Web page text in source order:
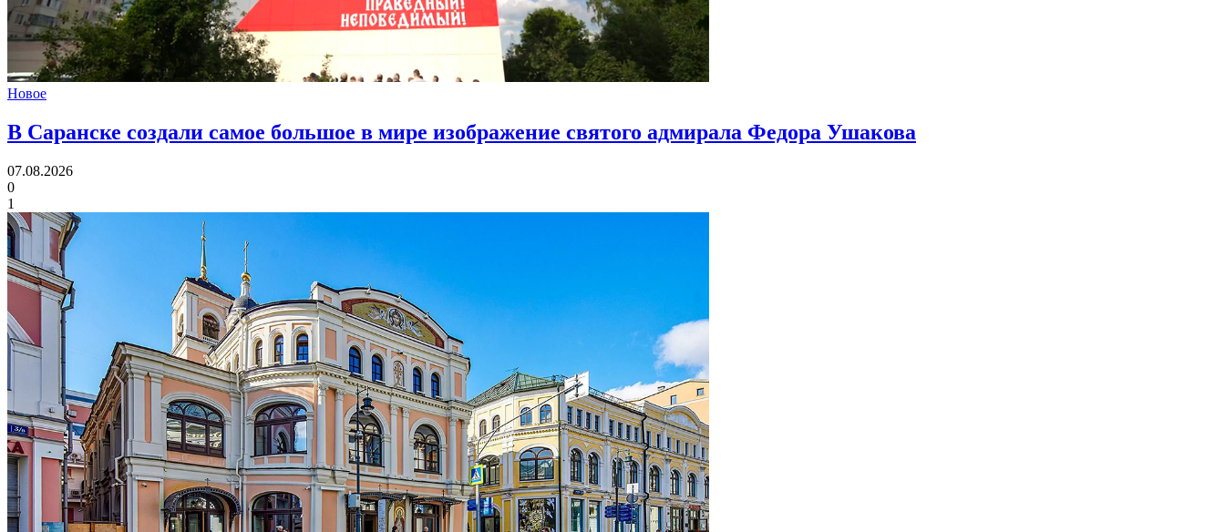
Новое
В Саранске создали самое большое в мире изображение святого адмирала Федора Ушакова
07.08.2026
0
1